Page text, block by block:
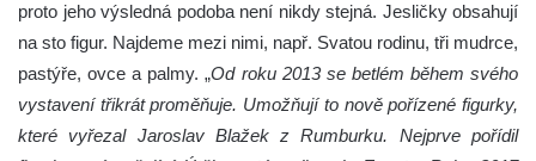
proto jeho výsledná podoba není nikdy stejná. Jesličky obsahují
na sto figur. Najdeme mezi nimi, např. Svatou rodinu, tři mudrce,
pastýře, ovce a palmy. „Od roku 2013 se betlém během svého
vystavení třikrát proměňuje. Umožňují to nově pořízené figurky,
které vyřezal Jaroslav Blažek z Rumburku. Nejprve pořídil